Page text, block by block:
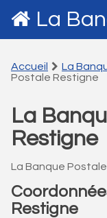
La
Accueil La
Postale Restigne
La
Restigne
La Banque
Restigne